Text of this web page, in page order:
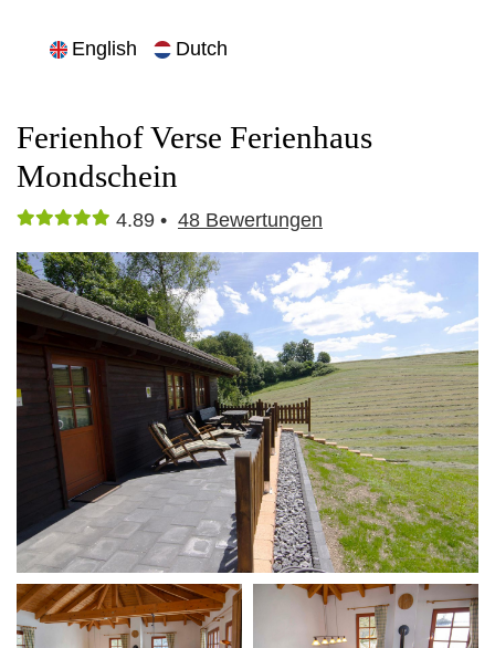
English Dutch
Ferienhof Verse Ferienhaus
Mondschein
4.89 • 48 Bewertungen